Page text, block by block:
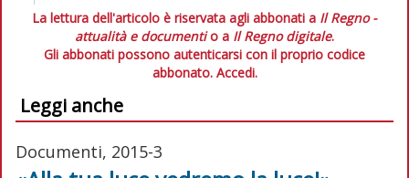
La lettura dell'articolo è riservata agli abbonati a Il Regno -
attualità e documentio a Il Regno digitale.
Gli abbonati possono autenticarsi con il proprio codice
abbonato. Accedi.
Leggi anche
Documenti, 2015-3